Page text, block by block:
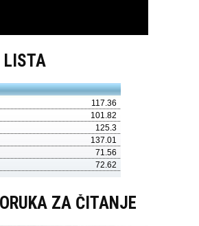
LISTA
ZA ČITANJE